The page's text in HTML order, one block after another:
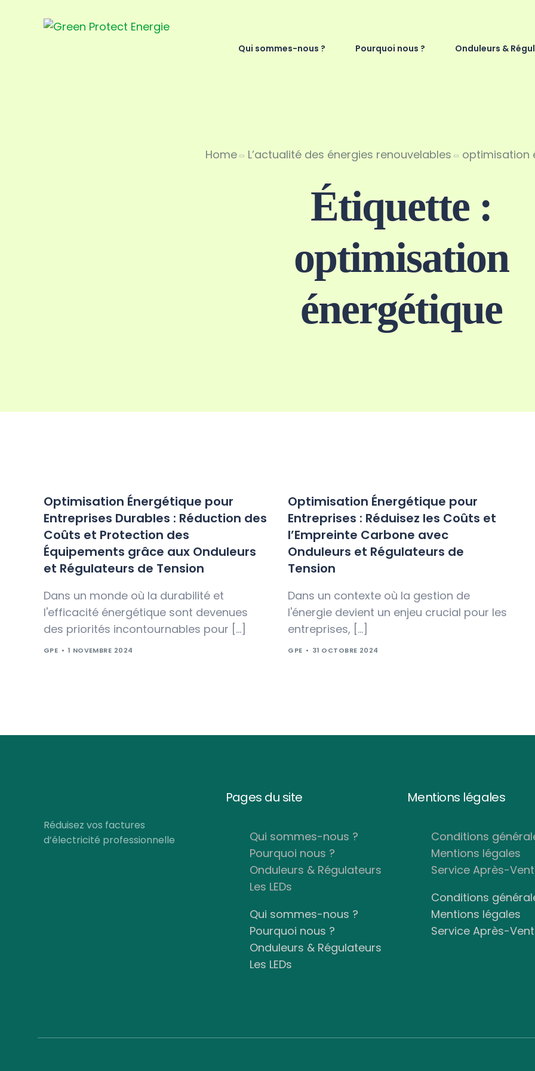
Qui sommes-nous ? Pourquoi nous ? Onduleurs &
Home L’actualité des énergies renouvelables optimisation
Étiquette :
optimisation
énergétique
Optimisation Énergétique pour
Entreprises Durables : Réduction des
Coûts et Protection des
Équipements grâce aux Onduleurs
et Régulateurs de Tension
Dans un monde où la durabilité et
l'efficacité énergétique sont devenues
des priorités incontournables pour […]
GPE 1 NOVEMBRE 2024
Optimisation Énergétique pour
Entreprises : Réduisez les Coûts et
l’Empreinte Carbone avec
Onduleurs et Régulateurs de
Tension
Dans un contexte où la gestion de
l'énergie devient un enjeu crucial pour les
entreprises, […]
GPE 31 OCTOBRE 2024
Réduisez vos factures
d’électricité professionnelle
Pages du site
Qui sommes-nous ?
Pourquoi nous ?
Onduleurs & Régulateurs
Les LEDs
Qui sommes-nous ?
Pourquoi nous ?
Onduleurs & Régulateurs
Les LEDs
Mentions légales
Conditions
Mentions légales
Service Après-
Conditions
Mentions légales
Service Après-